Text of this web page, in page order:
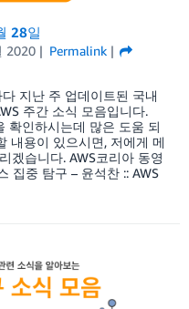
28일
2020
Permalink
지난 주 업데이트된 국내
주간 소식 모음입니다.
확인하시는데 많은 도움 되
내용이 있으시면, 저에게 메
겠습니다. AWS코리아 동영
집중 탐구 – 윤석찬 :: AWS